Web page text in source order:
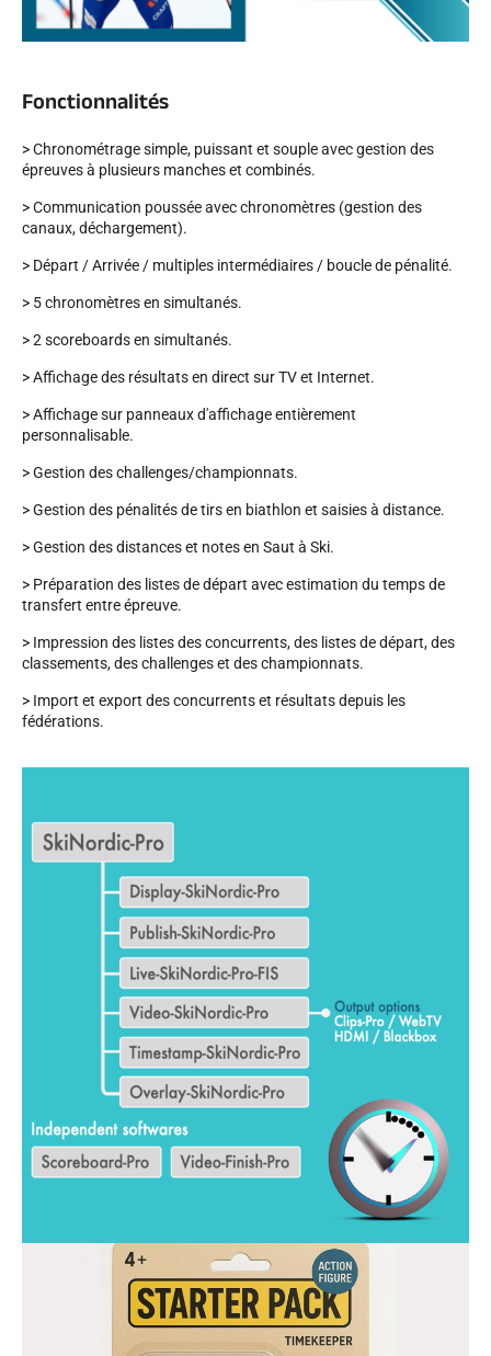
SKI COMPÉTITION
SKI TOUT TERRAIN
SKI DE FOND
Fonctionnalités
> Chronométrage simple, puissant et souple avec gestion des
épreuves à plusieurs manches et combinés.
> Communication poussée avec chronomètres (gestion des
canaux, déchargement).
> Départ / Arrivée / multiples intermédiaires / boucle de pénalité.
> 5 chronomètres en simultanés.
> 2 scoreboards en simultanés.
> Affichage des résultats en direct sur TV et Internet.
> Affichage sur panneaux d'affichage entièrement
personnalisable.
> Gestion des challenges/championnats.
> Gestion des pénalités de tirs en biathlon et saisies à distance.
> Gestion des distances et notes en Saut à Ski.
> Préparation des listes de départ avec estimation du temps de
transfert entre épreuve.
> Impression des listes des concurrents, des listes de départ, des
classements, des challenges et des championnats.
> Import et export des concurrents et résultats depuis les
fédérations.